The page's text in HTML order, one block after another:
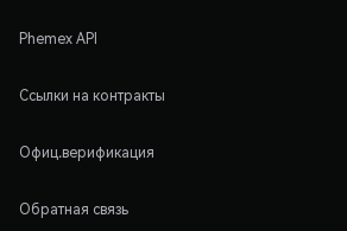
Phemex API
Ссылки на контракты
Офиц.верификация
Обратная связь